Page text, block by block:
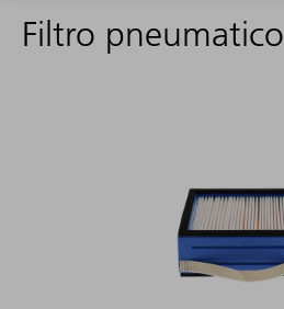
Filtro pneumatico